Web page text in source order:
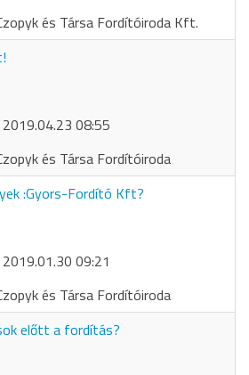
és Társa Fordítóiroda Kft.
2019.04.23 08:55
és Társa Fordítóiroda
:Gyors-Fordító Kft?
2019.01.30 09:21
és Társa Fordítóiroda
előtt a fordítás?